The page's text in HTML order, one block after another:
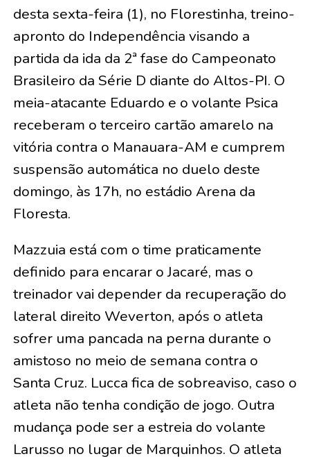
desta sexta-feira (1), no Florestinha, treino-
apronto do Independência visando a
partida da ida da 2ª fase do Campeonato
Brasileiro da Série D diante do Altos-PI. O
meia-atacante Eduardo e o volante Psica
receberam o terceiro cartão amarelo na
vitória contra o Manauara-AM e cumprem
suspensão automática no duelo deste
domingo, às 17h, no estádio Arena da
Floresta.
Mazzuia está com o time praticamente
definido para encarar o Jacaré, mas o
treinador vai depender da recuperação do
lateral direito Weverton, após o atleta
sofrer uma pancada na perna durante o
amistoso no meio de semana contra o
Santa Cruz. Lucca fica de sobreaviso, caso o
atleta não tenha condição de jogo. Outra
mudança pode ser a estreia do volante
Larusso no lugar de Marquinhos. O atleta